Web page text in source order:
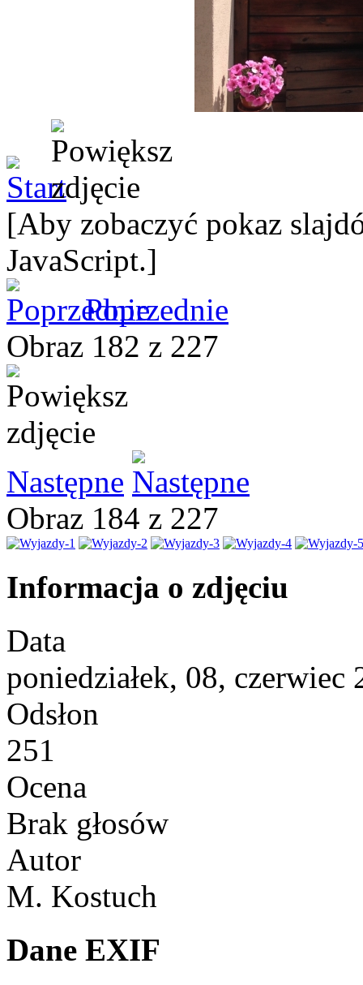
[Aby zobaczyć pokaz
JavaScript.]
Poprzednie
Obraz 182 z 227
Następne
Obraz 184 z 227
Informacja o zdjęciu
Data
poniedziałek, 08, czerwiec
Odsłon
251
Ocena
Brak głosów
Autor
M. Kostuch
Dane EXIF